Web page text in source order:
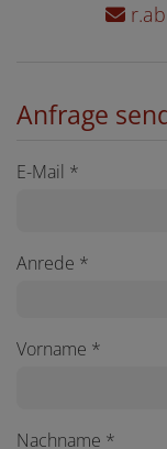
Anfrage
E-Mail
Anrede
Vorname
Nachname